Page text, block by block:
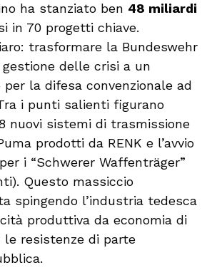
ha stanziato ben 48 miliardi
in 70 progetti chiave.
trasformare la Bundeswehr
delle crisi a un
la difesa convenzionale ad
i punti salienti figurano
nuovi sistemi di trasmissione
prodotti da RENK e l’avvio
i “Schwerer Waffenträger”
Questo massiccio
spingendo l’industria tedesca
produttiva da economia di
le resistenze di parte